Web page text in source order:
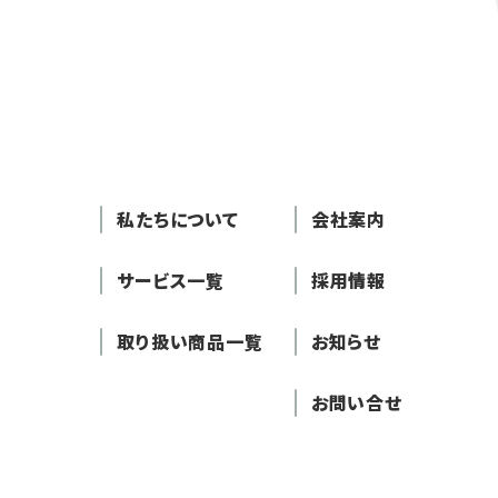
私たちについて
サービス一覧
取り扱い商品一覧
会社案内
採用情報
お知らせ
お問い合せ